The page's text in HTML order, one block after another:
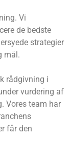
Vi
de bedste
strategier
mål.
rådgivning i
vurdering af
Vores team har
får den